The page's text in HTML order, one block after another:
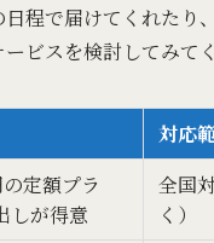
程で届けてくれたり
ビスを検討してみてく
対応
定額プラ
しが得意
全国
く）